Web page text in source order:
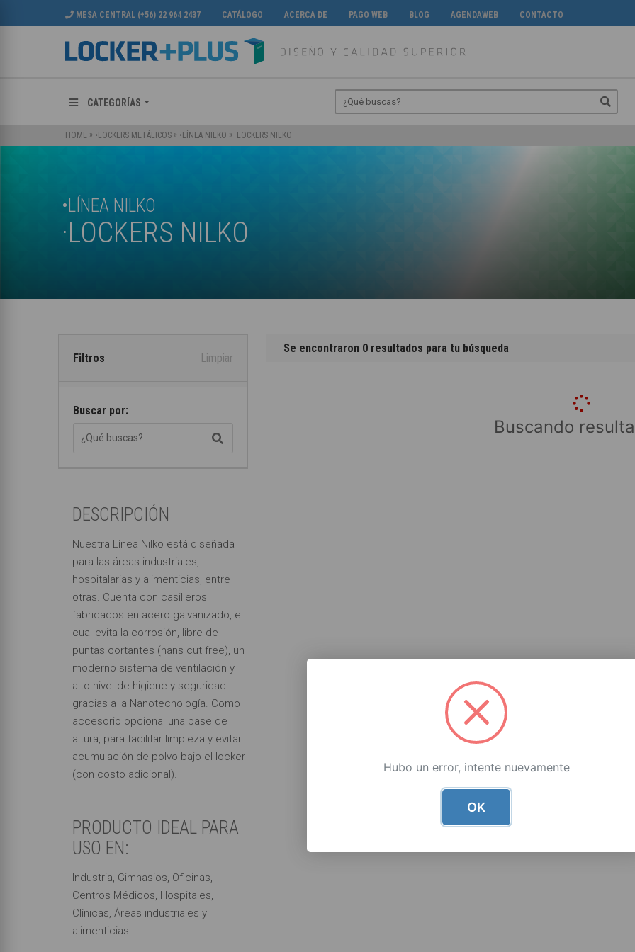
MESA CENTRAL (+56) 22 964 2437 CATÁLOGO ACERCA DE PAGO WEB BLOG AGENDAWEB CONTACTO
CATEGORÍAS
HOME » •LOCKERS METÁLICOS » •LÍNEA NILKO » ·LOCKERS NILKO
•LÍNEA NILKO
·LOCKERS NILKO
Filtros Limpiar
Buscar por:
DESCRIPCIÓN
Nuestra Línea Nilko está diseñada
para las áreas industriales,
hospitalarias y alimenticias, entre
otras. Cuenta con casilleros
fabricados en acero galvanizado, el
cual evita la corrosión, libre de
puntas cortantes (hans cut free), un
moderno sistema de ventilación y
alto nivel de higiene y seguridad
gracias a la Nanotecnología. Como
accesorio opcional una base de
altura, para facilitar limpieza y evitar
acumulación de polvo bajo el locker
(con costo adicional).
PRODUCTO IDEAL PARA
USO EN:
Industria, Gimnasios, Oficinas,
Centros Médicos, Hospitales,
Clínicas, Áreas industriales y
alimenticias.
Se encontraron 0 resultados para tu búsqueda
Buscando
Hubo un error, intente nuevamente
OK